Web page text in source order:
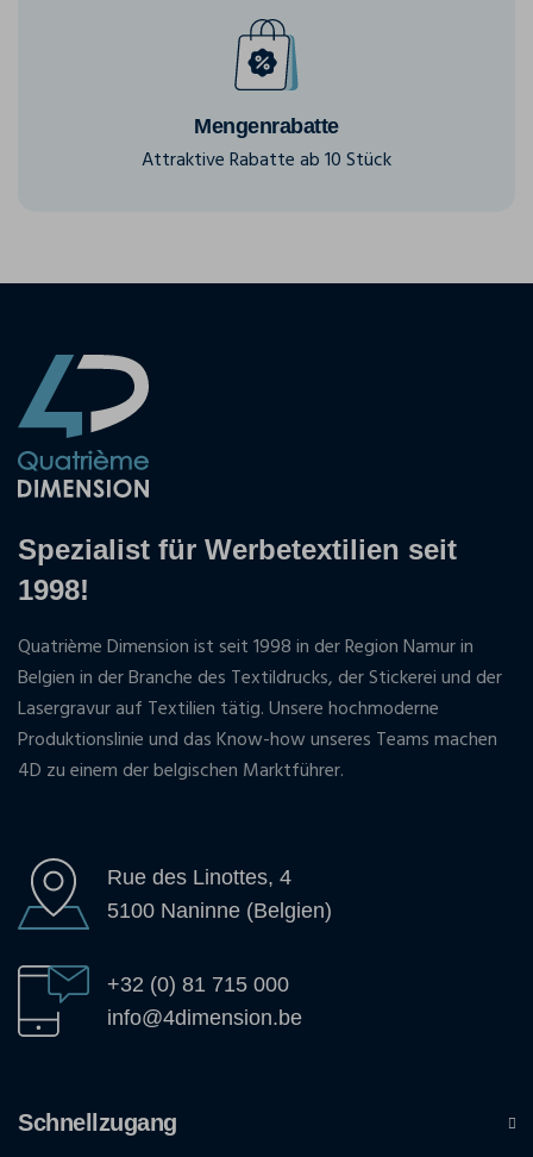
Mengenrabatte
Attraktive Rabatte ab 10 Stück
Spezialist für Werbetextilien seit
1998!
Quatrième Dimension ist seit 1998 in der Region Namur in
Belgien in der Branche des Textildrucks, der Stickerei und der
Lasergravur auf Textilien tätig. Unsere hochmoderne
Produktionslinie und das Know-how unseres Teams machen
4D zu einem der belgischen Marktführer.
Rue des Linottes, 4
5100 Naninne (Belgien)
+32 (0) 81 715 000
info@4dimension.be
Schnellzugang